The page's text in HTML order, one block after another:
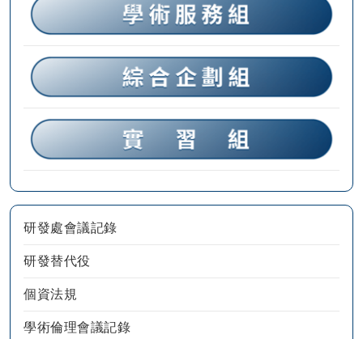
研發處會議記錄
研發替代役
個資法規
學術倫理會議記錄